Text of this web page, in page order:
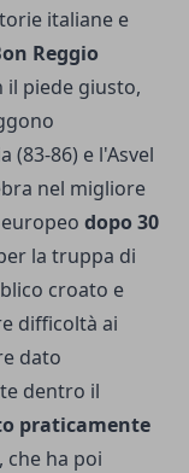
italiane e
Reggio
piede giusto,
(83-86) e l'Asvel
nel migliore
dopo 30
la truppa di
croato e
difficoltà ai
dato
dentro il
praticamente
, che ha poi